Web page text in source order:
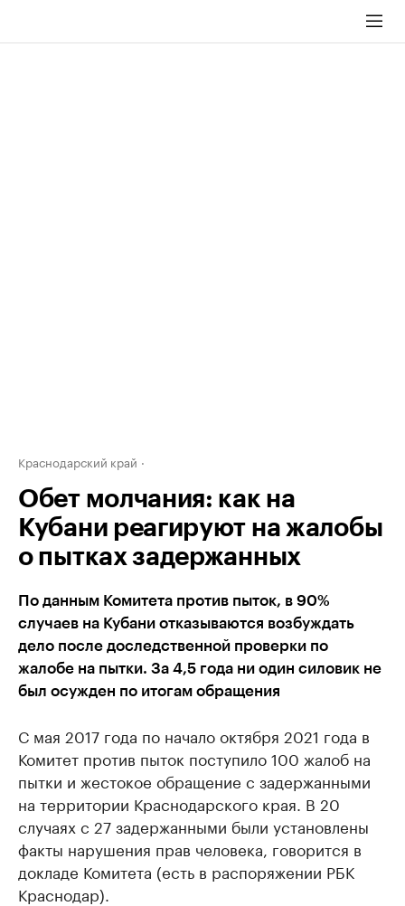
Краснодарский край
Обет молчания: как на
Кубани реагируют на жалобы
о пытках задержанных
По данным Комитета против пыток, в 90%
случаев на Кубани отказываются возбуждать
дело после доследственной проверки по
жалобе на пытки. За 4,5 года ни один силовик не
был осужден по итогам обращения
С мая 2017 года по начало октября 2021 года в
Комитет против пыток поступило 100 жалоб на
пытки и жестокое обращение с задержанными
на территории Краснодарского края. В 20
случаях с 27 задержанными были установлены
факты нарушения прав человека, говорится в
докладе Комитета (есть в распоряжении РБК
Краснодар).